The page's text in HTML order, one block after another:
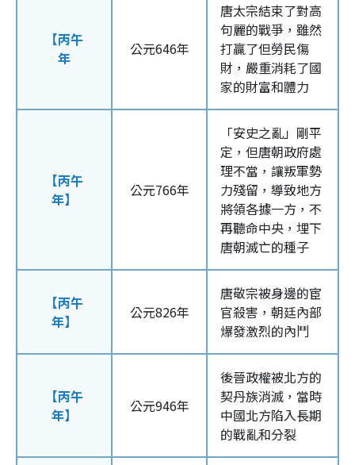
【丙午
年
公元646年
唐太宗結束了對高
句麗的戰爭，雖然
打贏了但勞民傷
財，嚴重消耗了國
家的財富和體力
【丙午
年】
公元766年
「安史之亂」剛平
定，但唐朝政府處
理不當，讓叛軍勢
力殘留，導致地方
將領各據一方，不
再聽命中央，埋下
唐朝滅亡的種子
【丙午
年】
公元826年
唐敬宗被身邊的宦
官殺害，朝廷內部
爆發激烈的內鬥
【丙午
年】
公元946年
後晉政權被北方的
契丹族消滅，當時
中國北方陷入長期
的戰亂和分裂